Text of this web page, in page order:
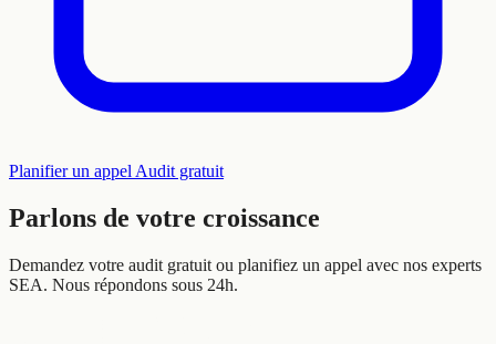
Planifier un appel Audit gratuit
Parlons de votre croissance
Demandez votre audit gratuit ou planifiez un appel avec nos experts
SEA. Nous répondons sous 24h.